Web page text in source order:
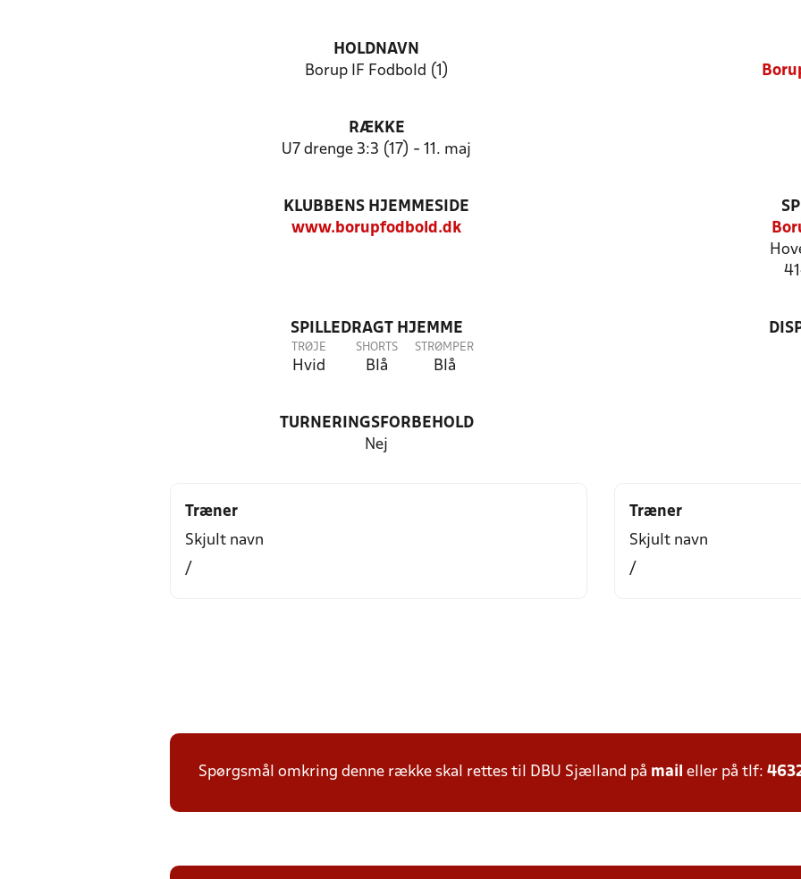
HOLDNAVN
Borup IF Fodbold (1)
RÆKKE
U7 drenge 3:3 (17) - 11. maj
KLUBBENS HJEMMESIDE
www.borupfodbold.dk
SPILLEDRAGT HJEMME
TRØJE
Hvid
SHORTS
Blå
STRØMPER
Blå
TURNERINGSFORBEHOLD
Nej
Træner
Skjult navn
/
Træner
Skjult navn
/
Spørgsmål omkring denne række skal rettes til DBU Sjælland på mail eller på tlf: